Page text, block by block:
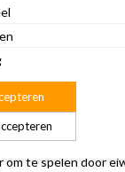
met
vormen die je
is 100%
kat ondersteunen
een glanzende vacht.
om te spelen door